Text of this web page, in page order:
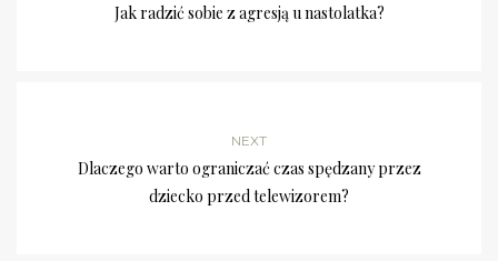
Jak radzić sobie z agresją u nastolatka?
NEXT
Dlaczego warto ograniczać czas spędzany przez
dziecko przed telewizorem?